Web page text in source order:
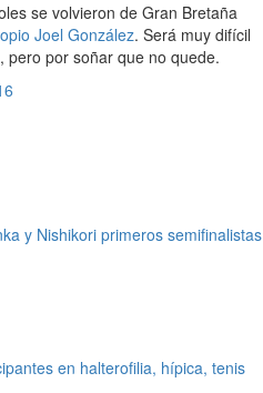
se volvieron de Gran Bretaña
Joel González. Será muy difícil
pero por soñar que no quede.
y Nishikori primeros semifinalistas
en halterofilia, hípica, tenis